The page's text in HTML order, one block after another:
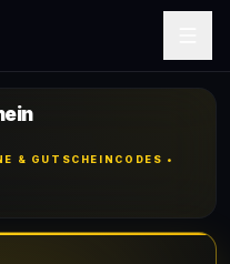
& GUTSCHEINCODES •